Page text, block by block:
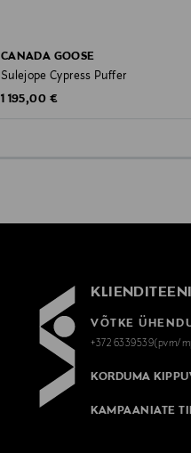
CANADA GOOSE
Sulejope Cypress Puffer
Original Price
1 195,00 €
VÕTKE
+372 6339539(pvm/
KORDUMA
KAMPAANIATE